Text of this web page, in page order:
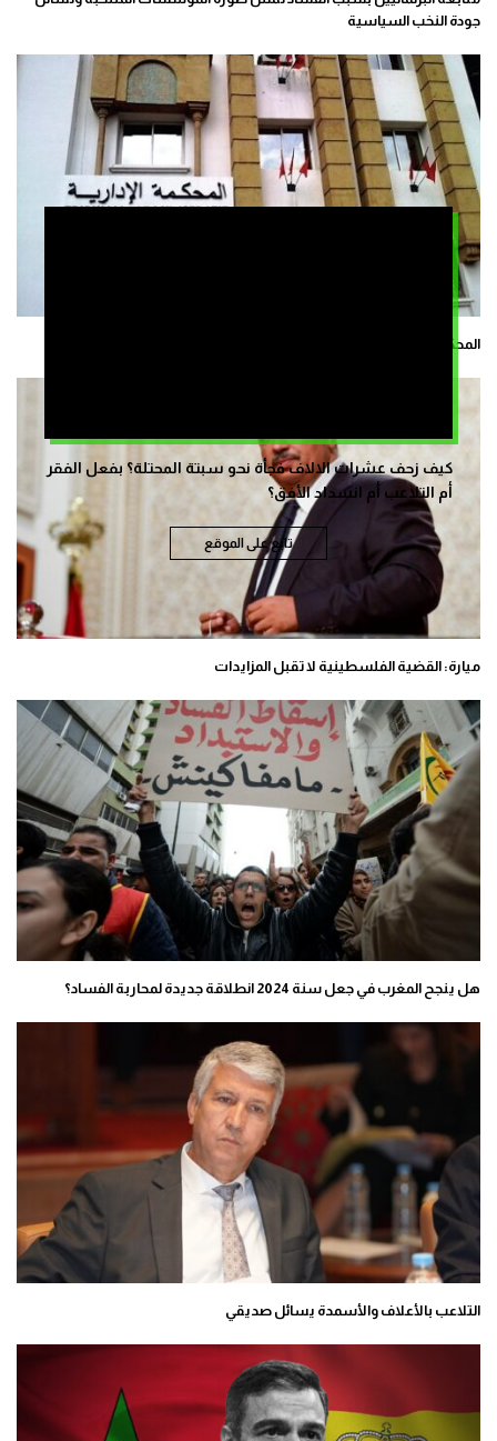
كيف زحف عشرات الالاف فجأة نحو سبتة المحتلة؟ بفعل الفقر
أم التلاعب أم انسداد الأفق؟
تابع على الموقع
جودة النخب السياسية
المحكمة الإدارية بالرباط ترفض تأسيس حزب “تامونت للحريات”
ميارة: القضية الفلسطينية لا تقبل المزايدات
هل ينجح المغرب في جعل سنة 2024 انطلاقة جديدة لمحاربة الفساد؟
التلاعب بالأعلاف والأسمدة يسائل صديقي